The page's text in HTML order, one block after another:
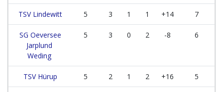
TSV Lindewitt 5 3 1 1 +14 7
SG Oeversee
Jarplund
Weding
5 3 0 2 -8 6
TSV Hürup 5 2 1 2 +16 5